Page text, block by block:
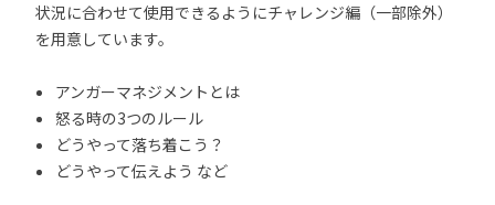
状況に合わせて使用できるようにチャレンジ編（一部除外）
を用意しています。
アンガーマネジメントとは
怒る時の3つのルール
どうやって落ち着こう？
どうやって伝えよう など